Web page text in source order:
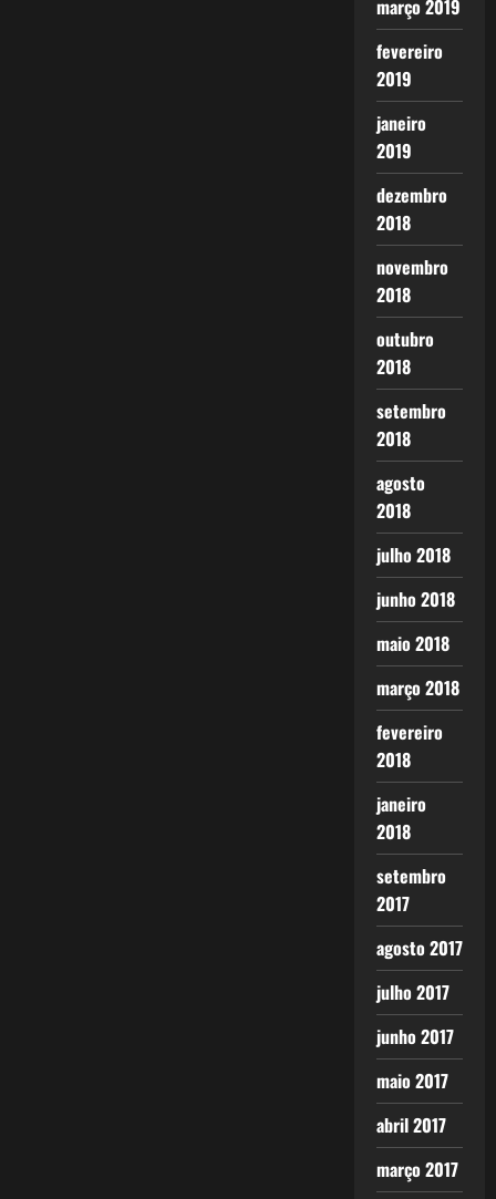
março 2019
fevereiro
2019
janeiro
2019
dezembro
2018
novembro
2018
outubro
2018
setembro
2018
agosto
2018
julho 2018
junho 2018
maio 2018
março 2018
fevereiro
2018
janeiro
2018
setembro
2017
agosto 2017
julho 2017
junho 2017
maio 2017
abril 2017
março 2017